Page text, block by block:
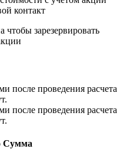
контакт
чтобы зарезервировать
после проведения расчета
после проведения расчета
Сумма